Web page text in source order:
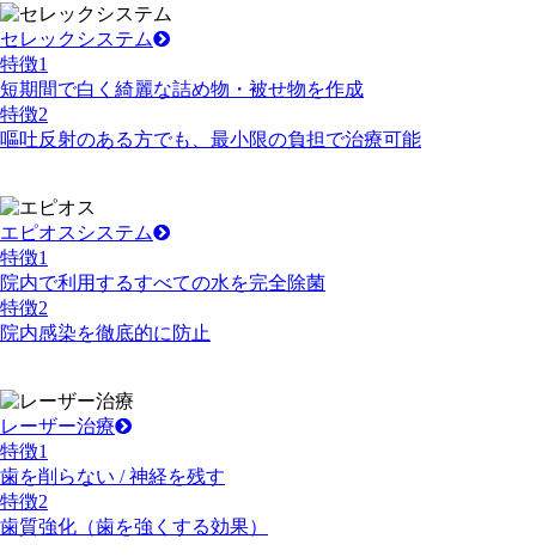
セレックシステム
特徴1
短期間で白く綺麗な詰め物・被せ物を作成
特徴2
嘔吐反射のある方でも、最小限の負担で治療可能
エピオスシステム
特徴1
院内で利用するすべての水を完全除菌
特徴2
院内感染を徹底的に防止
レーザー治療
特徴1
歯を削らない / 神経を残す
特徴2
歯質強化（歯を強くする効果）